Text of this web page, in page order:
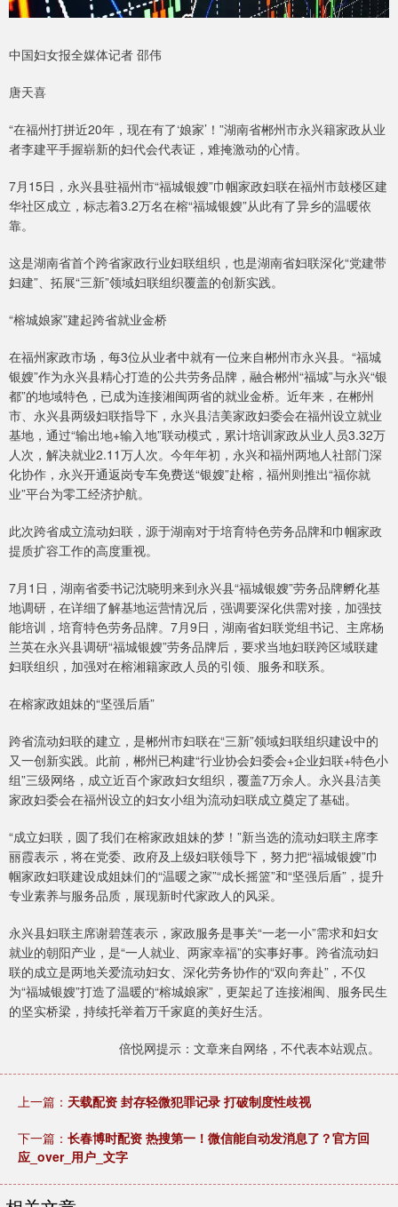
中国妇女报全媒体记者 邵伟
唐天喜
“在福州打拼近20年，现在有了‘娘家’！”湖南省郴州市永兴籍家政从业
者李建平手握崭新的妇代会代表证，难掩激动的心情。
7月15日，永兴县驻福州市“福城银嫂”巾帼家政妇联在福州市鼓楼区建
华社区成立，标志着3.2万名在榕“福城银嫂”从此有了异乡的温暖依
靠。
这是湖南省首个跨省家政行业妇联组织，也是湖南省妇联深化“党建带
妇建”、拓展“三新”领域妇联组织覆盖的创新实践。
“榕城娘家”建起跨省就业金桥
在福州家政市场，每3位从业者中就有一位来自郴州市永兴县。“福城
银嫂”作为永兴县精心打造的公共劳务品牌，融合郴州“福城”与永兴“银
都”的地域特色，已成为连接湘闽两省的就业金桥。近年来，在郴州
市、永兴县两级妇联指导下，永兴县洁美家政妇委会在福州设立就业
基地，通过“输出地+输入地”联动模式，累计培训家政从业人员3.32万
人次，解决就业2.11万人次。今年年初，永兴和福州两地人社部门深
化协作，永兴开通返岗专车免费送“银嫂”赴榕，福州则推出“福你就
业”平台为零工经济护航。
此次跨省成立流动妇联，源于湖南对于培育特色劳务品牌和巾帼家政
提质扩容工作的高度重视。
7月1日，湖南省委书记沈晓明来到永兴县“福城银嫂”劳务品牌孵化基
地调研，在详细了解基地运营情况后，强调要深化供需对接，加强技
能培训，培育特色劳务品牌。7月9日，湖南省妇联党组书记、主席杨
兰英在永兴县调研“福城银嫂”劳务品牌后，要求当地妇联跨区域联建
妇联组织，加强对在榕湘籍家政人员的引领、服务和联系。
在榕家政姐妹的“坚强后盾”
跨省流动妇联的建立，是郴州市妇联在“三新”领域妇联组织建设中的
又一创新实践。此前，郴州已构建“行业协会妇委会+企业妇联+特色小
组”三级网络，成立近百个家政妇女组织，覆盖7万余人。永兴县洁美
家政妇委会在福州设立的妇女小组为流动妇联成立奠定了基础。
“成立妇联，圆了我们在榕家政姐妹的梦！”新当选的流动妇联主席李
丽霞表示，将在党委、政府及上级妇联领导下，努力把“福城银嫂”巾
帼家政妇联建设成姐妹们的“温暖之家”“成长摇篮”和“坚强后盾”，提升
专业素养与服务品质，展现新时代家政人的风采。
永兴县妇联主席谢碧莲表示，家政服务是事关“一老一小”需求和妇女
就业的朝阳产业，是“一人就业、两家幸福”的实事好事。跨省流动妇
联的成立是两地关爱流动妇女、深化劳务协作的“双向奔赴”，不仅
为“福城银嫂”打造了温暖的“榕城娘家”，更架起了连接湘闽、服务民生
的坚实桥梁，持续托举着万千家庭的美好生活。
倍悦网提示：文章来自网络，不代表本站观点。
上一篇： 天载配资 封存轻微犯罪记录 打破制度性歧视
下一篇： 长春博时配资 热搜第一！微信能自动发消息了？官方回
应_over_用户_文字